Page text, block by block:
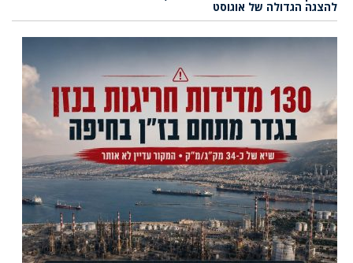
להצגה הגדולה של אוגוסט